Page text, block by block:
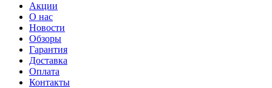
Акции
О нас
Новости
Обзоры
Гарантия
Доставка
Оплата
Контакты